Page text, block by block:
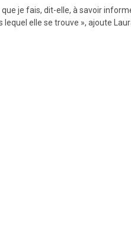
je fais, dit-elle, à savoir
elle se trouve », ajoute